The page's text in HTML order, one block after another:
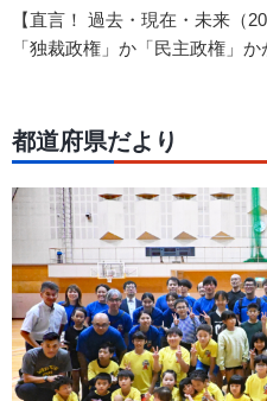
【直言！ 過去・現在・未来（
「独裁政権」か「民主政権」
都道府県だより